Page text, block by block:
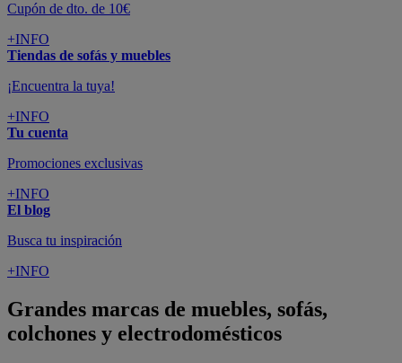
Cupón de dto. de 10€
+INFO
Tiendas de sofás y muebles
¡Encuentra la tuya!
+INFO
Tu cuenta
Promociones exclusivas
+INFO
El blog
Busca tu inspiración
+INFO
Grandes marcas de muebles, sofás,
colchones y electrodomésticos